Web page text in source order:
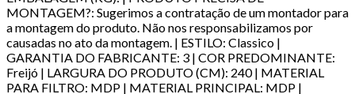
MONTAGEM?: Sugerimos a contratação de um montador para
a montagem do produto. Não nos responsabilizamos por
causadas no ato da montagem. | ESTILO: Classico |
GARANTIA DO FABRICANTE: 3 | COR PREDOMINANTE:
Freijó | LARGURA DO PRODUTO (CM): 240 | MATERIAL
PARA FILTRO: MDP | MATERIAL PRINCIPAL: MDP |